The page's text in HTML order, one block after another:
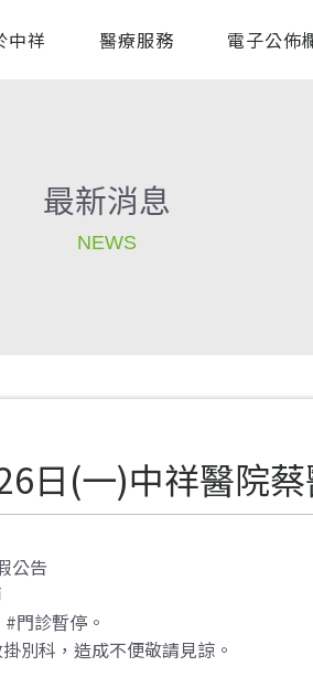
中祥 醫療服務 電子公佈
最新消息
NEWS
日(一)中祥醫院
公告
門診暫停。
別科，造成不便敬請見諒。